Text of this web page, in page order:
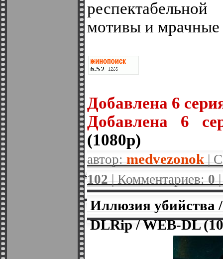
мотивы и мрачные
Добавленa 6
Добавленa 6
(1080p)
автор: medvezonok |
102| Комментариев:0
Иллюзия убийства
DLRip / WEB-DL